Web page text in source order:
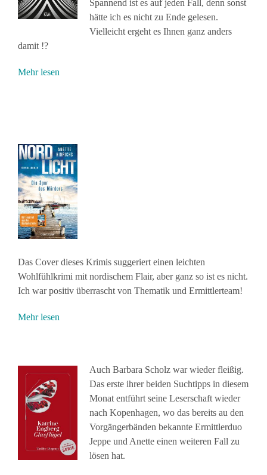
Spannend ist es auf jeden Fall, denn sonst
hätte ich es nicht zu Ende gelesen.
Vielleicht ergeht es Ihnen ganz anders
damit !?
Mehr lesen
Das Cover dieses Krimis suggeriert einen leichten
Wohlfühlkrimi mit nordischem Flair, aber ganz so ist es nicht.
Ich war positiv überrascht von Thematik und Ermittlerteam!
Mehr lesen
Auch Barbara Scholz war wieder fleißig.
Das erste ihrer beiden Suchtipps in diesem
Monat entführt seine Leserschaft wieder
nach Kopenhagen, wo das bereits au den
Vorgängerbänden bekannte Ermittlerduo
Jeppe und Anette einen weiteren Fall zu
lösen hat.